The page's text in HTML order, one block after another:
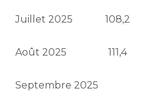
Juillet 2025 108,2
Août 2025 111,4
Septembre 2025